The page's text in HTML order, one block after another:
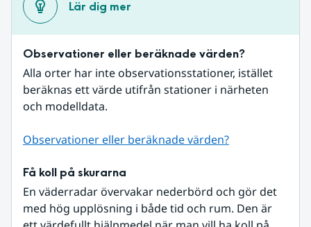
Lär dig mer
Observationer eller beräknade värden?
Alla orter har inte observationsstationer, istället
beräknas ett värde utifrån stationer i närheten
och modelldata.
Observationer eller beräknade värden?
Få koll på skurarna
En väderradar övervakar nederbörd och gör det
med hög upplösning i både tid och rum. Den är